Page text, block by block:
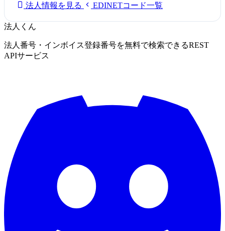
法人情報を見る EDINETコード一覧
法人くん
法人番号・インボイス登録番号を無料で検索できるREST
APIサービス